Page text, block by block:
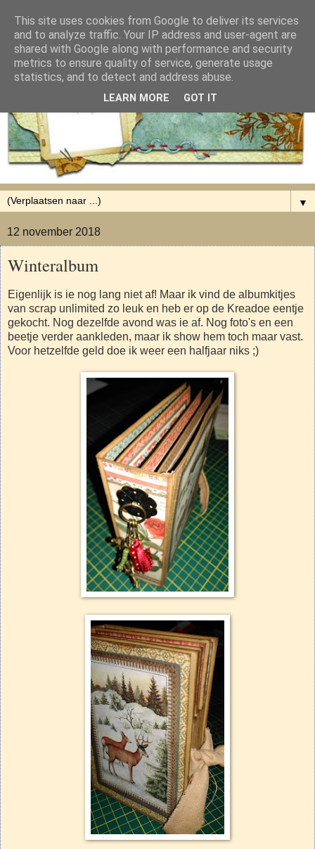
▼
12 november 2018
Winteralbum
Eigenlijk is ie nog lang niet af! Maar ik vind de albumkitjes
van scrap unlimited zo leuk en heb er op de Kreadoe eentje
gekocht. Nog dezelfde avond was ie af. Nog foto's en een
beetje verder aankleden, maar ik show hem toch maar vast.
Voor hetzelfde geld doe ik weer een halfjaar niks ;)
This site uses cookies from Google to deliver its services
and to analyze traffic. Your IP address and user-agent are
shared with Google along with performance and security
metrics to ensure quality of service, generate usage
statistics, and to detect and address abuse.
LEARN MORE GOT IT